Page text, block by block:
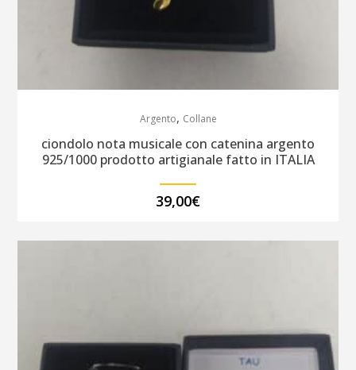
Argento, Collane
ciondolo nota musicale con catenina argento
925/1000 prodotto artigianale fatto in ITALIA
39,00€